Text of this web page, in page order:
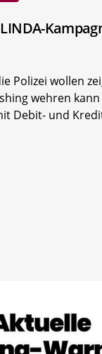
Polizei wollen
wehren
Debit- und